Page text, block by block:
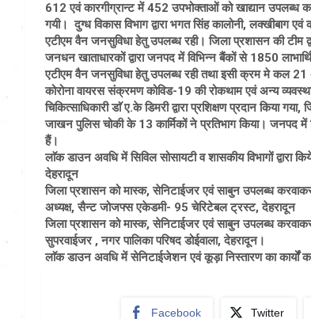
612 एवं कारगीग्रान्ट में 452 उपभोक्ताओं को खाद्यान उपलब्ध
गयी। दुग्ध विकास विभाग द्वारा भगत सिंह कालोनी, लक्खीबाग
एटीएम वैन जनसुविधा हेतु उपलब्ध रही। जिला प्रशासन की टीम
जनधन खाताधारकों द्वारा जनपद में विभिन्न बैंकों से 1850
एटीएम वैन जनसुविधा हेतु उपलब्ध रही तथा इसी क्रम मे कल 21
कोरोना वायरस संक्रमण कोविड-19 की रोकथाम एवं अन्य
चिकित्साधिकारी डाॅ ए.के डिमरी द्वारा प्रशिक्षण प्रदान
जाखन पुलिस चोकी के 13 कार्मिकों ने प्रतिभाग किया। जनपद में
हैं।
लाॅक डाउन अवधि में सिविल सोसायटी व शासकीय विभागों द्वारा
देहरादून
जिला प्रशासन को मास्क, सेनिटाईजर एवं साबुन उपलब्ध
अध्यक्ष, सैन्ट जोजफ्स एकेडमी- 95 चेरिटेबल ट्रस्ट, देहरादून
जिला प्रशासन को मास्क, सेनिटाईजर एवं साबुन उपलब्ध
सुपरवाईजर , नगर पालिका परिषद डोईवाला, देहरादून।
लाॅक डाउन अवधि में सेनिटाईजेशन एवं कूड़ा निस्तारण का
Facebook Twitter